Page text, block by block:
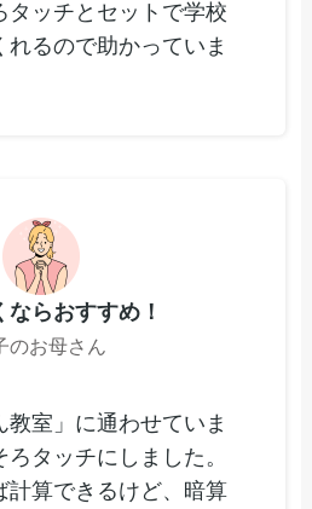
タッチとセットで学校
るので助かっていま
らおすすめ！
のお母さん
教室」に通わせていま
タッチにしました。
計算できるけど、暗算